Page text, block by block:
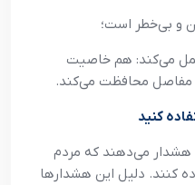
و بی‌خطر است؛
می‌کند: هم خاصیت
مفاصل محافظت می‌کند.
کنید
هشدار می‌دهند که مردم
کنند. دلیل این هشدارها